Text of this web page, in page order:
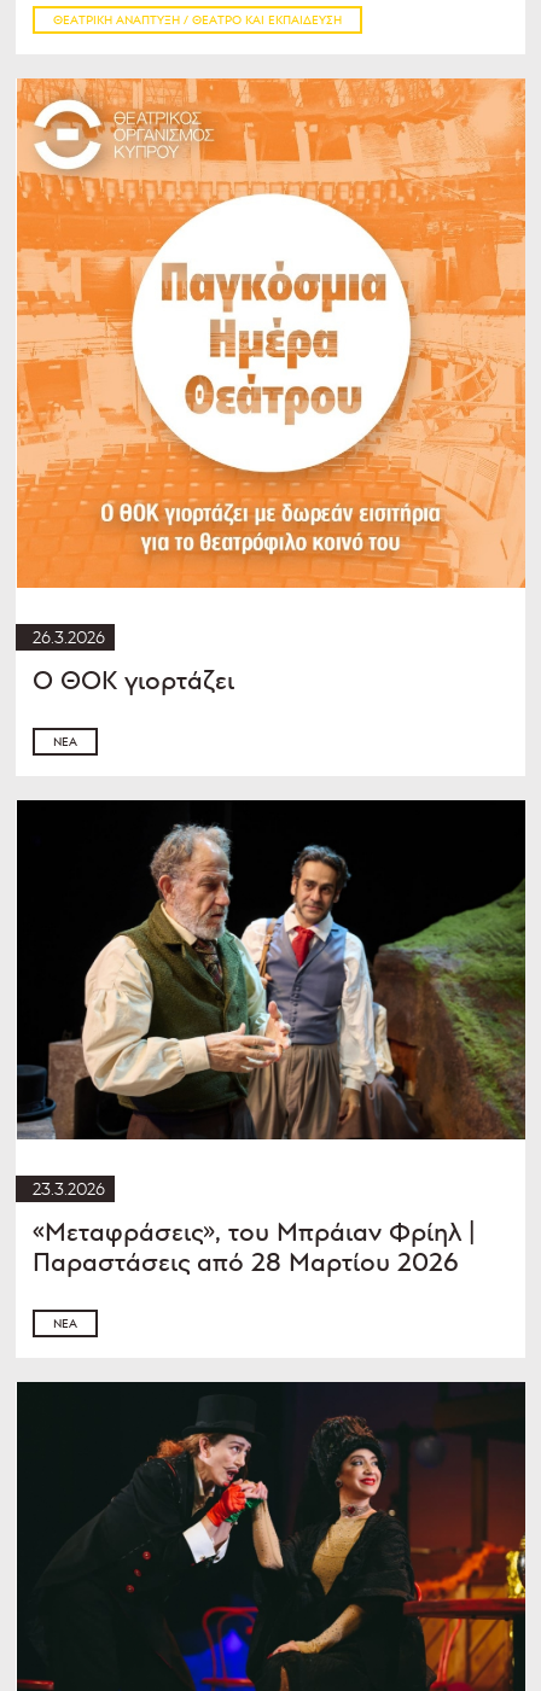
ΘΕΑΤΡΙΚΉ ΑΝΆΠΤΥΞΗ / ΘΈΑΤΡΟ ΚΑΙ ΕΚΠΑΊΔΕΥΣΗ
26.3.2026
Ο ΘΟΚ γιορτάζει
ΝΈΑ
23.3.2026
«Μεταφράσεις», του Μπράιαν Φρίηλ |
Παραστάσεις από 28 Μαρτίου 2026
ΝΈΑ